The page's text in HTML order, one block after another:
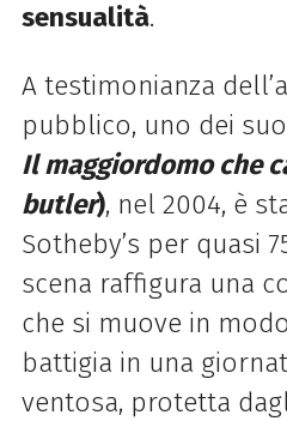
sensualità.
A testimonianza
pubblico, uno dei
Il maggiordomo che
butler), nel 2004, è
Sotheby’s per quasi
scena raffigura una
che si muove in
battigia in una
ventosa, protetta